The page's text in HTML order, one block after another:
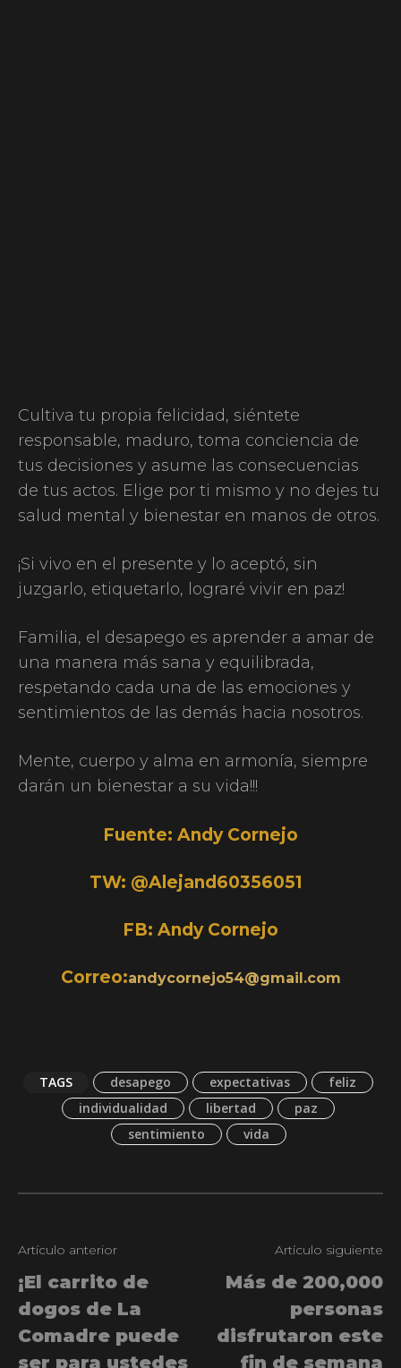
Cultiva tu propia felicidad, siéntete
responsable, maduro, toma conciencia de
tus decisiones y asume las consecuencias
de tus actos. Elige por ti mismo y no dejes tu
salud mental y bienestar en manos de otros.
¡Si vivo en el presente y lo aceptó, sin
juzgarlo, etiquetarlo, lograré vivir en paz!
Familia, el desapego es aprender a amar de
una manera más sana y equilibrada,
respetando cada una de las emociones y
sentimientos de las demás hacia nosotros.
Mente, cuerpo y alma en armonía, siempre
darán un bienestar a su vida!!!
Fuente: Andy Cornejo
TW: @Alejand60356051
FB: Andy Cornejo
Correo:andycornejo54@gmail.com
TAGS desapego expectativas
feliz
individualidad
libertad
paz
sentimiento
vida
Artículo anterior
¡El carrito de
dogos de La
Comadre puede
ser para ustedes
Artículo siguiente
Más de 200,000
personas
disfrutaron este
fin de semana